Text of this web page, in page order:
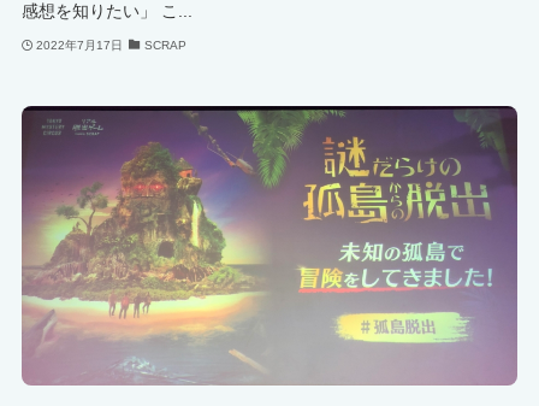
感想を知りたい」 こ...
2022年7月17日 SCRAP